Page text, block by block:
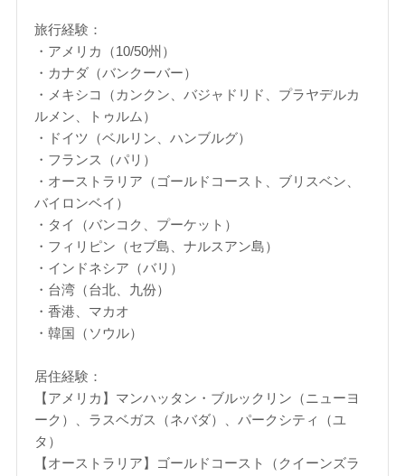
旅行経験：
・アメリカ（10/50州）
・カナダ（バンクーバー）
・メキシコ（カンクン、バジャドリド、プラヤデルカ
ルメン、トゥルム）
・ドイツ（ベルリン、ハンブルグ）
・フランス（パリ）
・オーストラリア（ゴールドコースト、ブリスベン、
バイロンベイ）
・タイ（バンコク、プーケット）
・フィリピン（セブ島、ナルスアン島）
・インドネシア（バリ）
・台湾（台北、九份）
・香港、マカオ
・韓国（ソウル）
居住経験：
【アメリカ】マンハッタン・ブルックリン（ニューヨ
ーク）、ラスベガス（ネバダ）、パークシティ（ユ
タ）
【オーストラリア】ゴールドコースト（クイーンズラ